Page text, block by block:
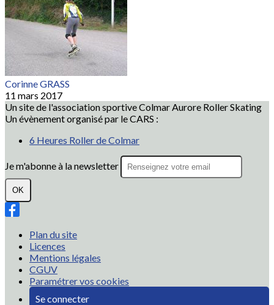
Corinne GRASS
11 mars 2017
Un site de l'association sportive Colmar Aurore Roller Skating
Un évènement organisé par le CARS :
6 Heures Roller de Colmar
Je m'abonne à la newsletter
OK
Plan du site
Licences
Mentions légales
CGUV
Paramétrer vos cookies
Se connecter